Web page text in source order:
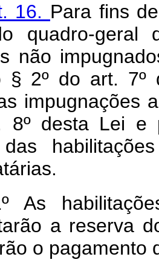
16. Para fins
quadro-geral
não
§ 2º do art. 7º
impugnações
8º desta Lei e
As
a reserva
o pagamento